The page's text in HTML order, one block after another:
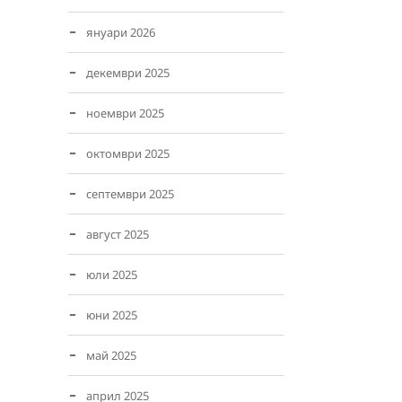
януари 2026
декември 2025
ноември 2025
октомври 2025
септември 2025
август 2025
юли 2025
юни 2025
май 2025
април 2025